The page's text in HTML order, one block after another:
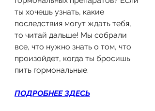
ты хочешь узнать, какие
последствия могут ждать тебя,
то читай дальше! Мы собрали
все, что нужно знать о том, что
произойдет, когда ты бросишь
пить гормональные.
ПОДРОБНЕЕ ЗДЕСЬ